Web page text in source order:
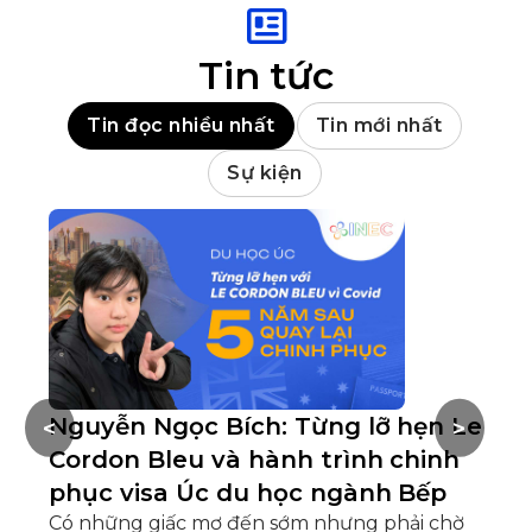
Tin tức
Tin đọc nhiều nhất Tin mới nhất
Sự kiện
Nguyễn Ngọc Bích: Từng lỡ hẹn Le
Cordon Bleu và hành trình chinh
phục visa Úc du học ngành Bếp
Có những giấc mơ đến sớm nhưng phải chờ
>
<